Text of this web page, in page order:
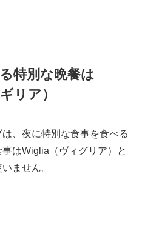
特別な晩餐は
リア）
、夜に特別な食事を食べる
はWiglia（ヴィグリア）と
ません。